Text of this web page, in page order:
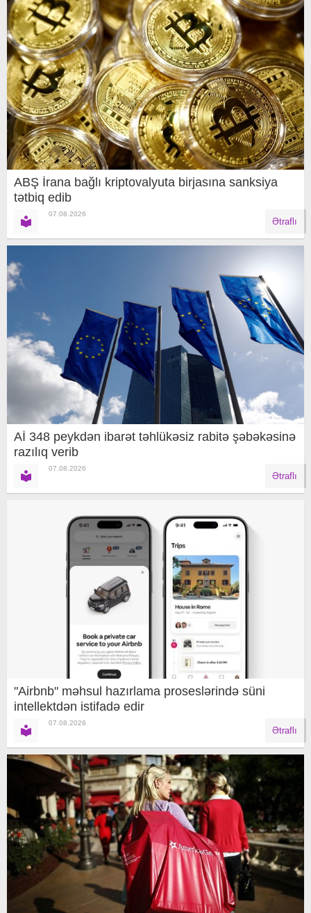
ABŞ İrana bağlı kriptovalyuta birjasına sanksiya
tətbiq edib
07.08.2026
Ətraflı
Aİ 348 peykdən ibarət təhlükəsiz rabitə şəbəkəsinə
razılıq verib
07.08.2026
Ətraflı
"Airbnb" məhsul hazırlama proseslərində süni
intellektdən istifadə edir
07.08.2026
Ətraflı